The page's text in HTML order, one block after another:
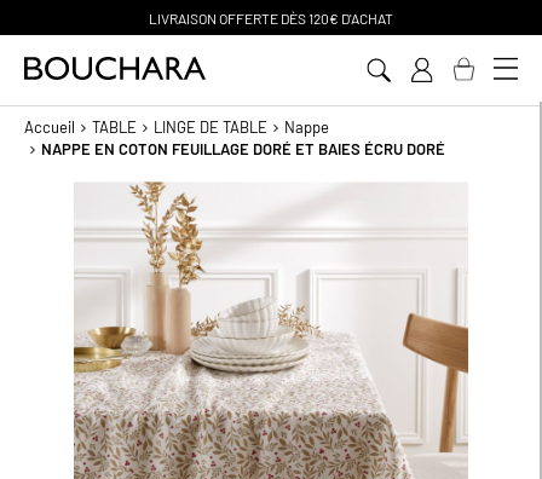
LIVRAISON OFFERTE DÈS 120€ D'ACHAT
Accueil TABLE LINGE DE TABLE
Nappe
NAPPE EN COTON FEUILLAGE DORÉ ET BAIES ÉCRU DORÉ
la
de
galerie
d’images